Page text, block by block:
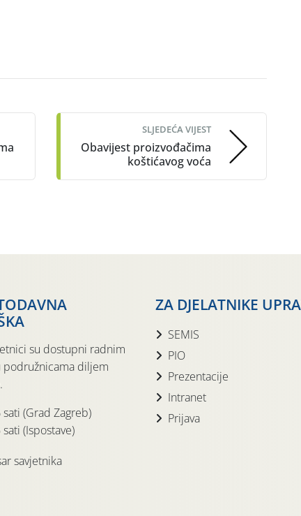
SLJEDEĆA VIJEST
Obavijest proizvođačima
koštićavog voća
su dostupni radnim
podružnicama diljem
sati (Grad Zagreb)
(Ispostave)
savjetnika
ZA DJELATNIKE
SEMIS
PIO
Prezentacije
Intranet
Prijava